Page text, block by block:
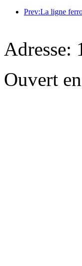
Adresse:
Ouvert